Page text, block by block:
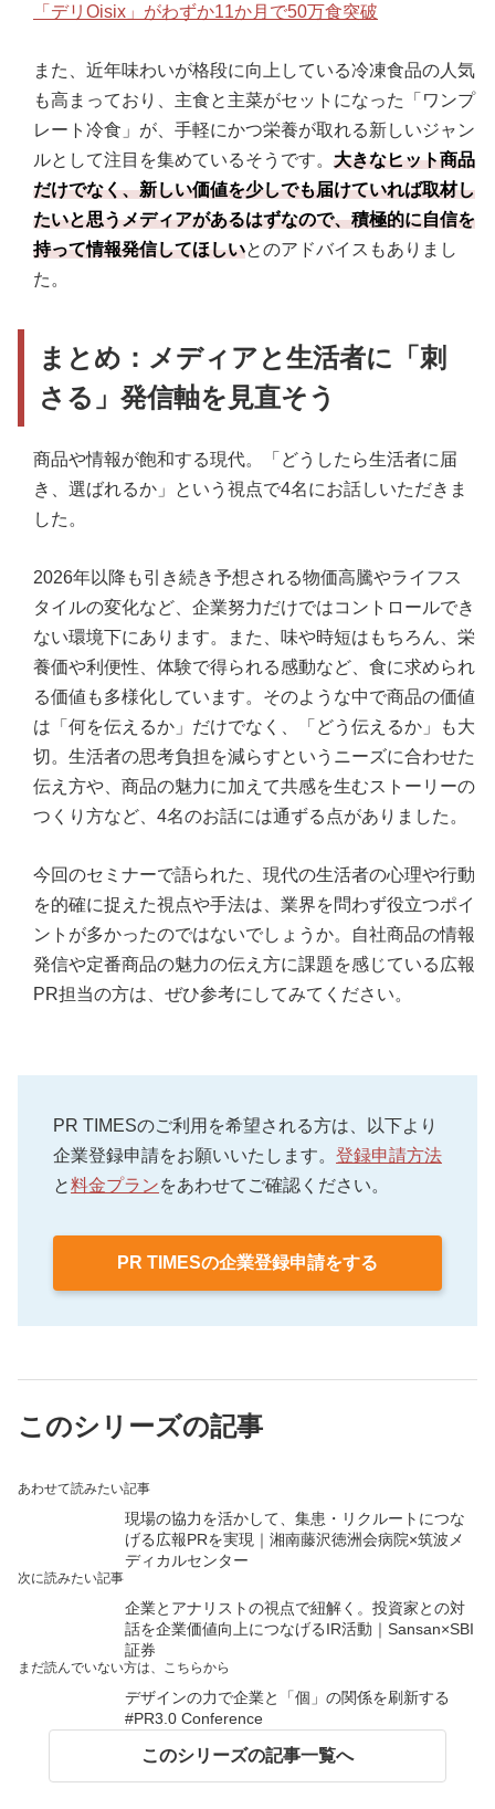
「デリOisix」がわずか11か月で50万食突破
また、近年味わいが格段に向上している冷凍食品の人気
も高まっており、主食と主菜がセットになった「ワンプ
レート冷食」が、手軽にかつ栄養が取れる新しいジャン
ルとして注目を集めているそうです。 大きなヒット商品
だけでなく、新しい価値を少しでも届けていれば取材し
たいと思うメディアがあるはずなので、積極的に自信を
持って情報発信してほしいとのアドバイスもありまし
た。
まとめ：メディアと生活者に「刺
さる」発信軸を見直そう
商品や情報が飽和する現代。「どうしたら生活者に届
き、選ばれるか」という視点で4名にお話しいただきま
した。
2026年以降も引き続き予想される物価高騰やライフス
タイルの変化など、企業努力だけではコントロールでき
ない環境下にあります。また、味や時短はもちろん、栄
養価や利便性、体験で得られる感動など、食に求められ
る価値も多様化しています。そのような中で商品の価値
は「何を伝えるか」だけでなく、「どう伝えるか」も大
切。生活者の思考負担を減らすというニーズに合わせた
伝え方や、商品の魅力に加えて共感を生むストーリーの
つくり方など、4名のお話には通ずる点がありました。
今回のセミナーで語られた、現代の生活者の心理や行動
を的確に捉えた視点や手法は、業界を問わず役立つポイ
ントが多かったのではないでしょうか。自社商品の情報
発信や定番商品の魅力の伝え方に課題を感じている広報
PR担当の方は、ぜひ参考にしてみてください。
PR TIMESのご利用を希望される方は、以下より
企業登録申請をお願いいたします。 登録申請方法
と料金プランをあわせてご確認ください。
PR TIMESの企業登録申請をする
このシリーズの記事
あわせて読みたい記事
現場の協力を活かして、集患・リクルートにつな
げる広報PRを実現｜湘南藤沢徳洲会病院×筑波メ
ディカルセンター
次に読みたい記事
企業とアナリストの視点で紐解く。投資家との対
話を企業価値向上につなげるIR活動｜Sansan×SBI
証券
まだ読んでいない方は、こちらから
デザインの力で企業と「個」の関係を刷新する
#PR3.0 Conference
このシリーズの記事一覧へ